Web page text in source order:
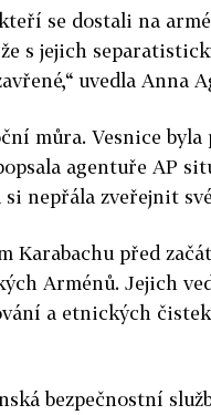
se dostali na
s jejich
uvedla Anna
můra. Vesnice
agentuře AP
si nepřála zveřejnit
Karabachu před
Arménů. Jejich
a etnických
bezpečnostní